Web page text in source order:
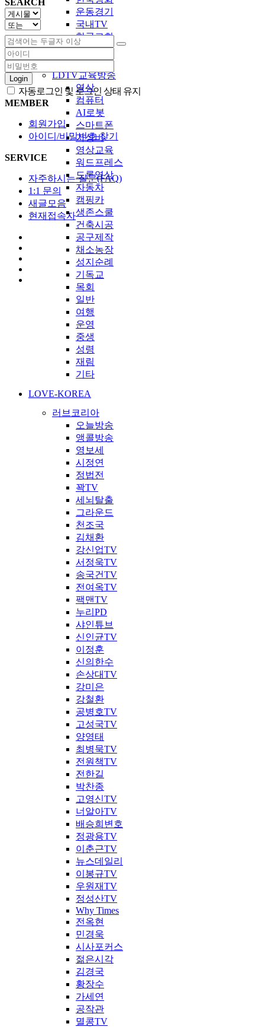
운동경기
국내TV
한국교회
LDTV-ED교육
LDTV교육방송
영상
컴퓨터
AI로봇
스마트폰
가성비
영상교육
워드프레스
드론영상
자동차
캠핑카
생존스쿨
건축시공
공구제작
채소농장
성지순례
기독교
목회
일반
여행
운영
중생
성령
재림
기타
LOVE-KOREA
러브코리아
오늘방송
앵콜방송
영보세
시정연
정법전
꽉TV
세뇌탈출
그라운드
천조국
김채환
강신업TV
서정욱TV
송국건TV
전여옥TV
팩맨TV
누리PD
샤인튜브
신인균TV
이정훈
신의한수
손상대TV
강미은
강철환
공병호TV
고성국TV
양영태
최병묵TV
전원책TV
전한길
박찬종
고영신TV
너알아TV
배승희변호
정광용TV
이춘근TV
뉴스데일리
이봉규TV
우원재TV
정성산TV
Why Times
전옥현
민경욱
시사포커스
젊은시각
김경국
황장수
가세연
공작관
멸콩TV
Login
자동로그인 및 로그인 상태 유지
MEMBER
회원가입
아이디/비밀번호 찾기
SERVICE
자주하시는 질문(FAQ)
1:1 문의
새글모음
현재접속자